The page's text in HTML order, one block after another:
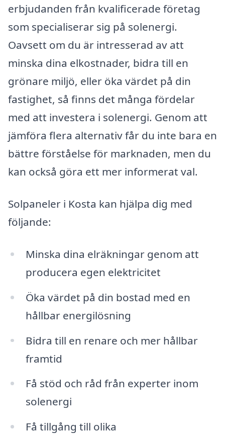
erbjudanden från kvalificerade företag
som specialiserar sig på solenergi.
Oavsett om du är intresserad av att
minska dina elkostnader, bidra till en
grönare miljö, eller öka värdet på din
fastighet, så finns det många fördelar
med att investera i solenergi. Genom att
jämföra flera alternativ får du inte bara en
bättre förståelse för marknaden, men du
kan också göra ett mer informerat val.
Solpaneler i Kosta kan hjälpa dig med
följande:
Minska dina elräkningar genom att
producera egen elektricitet
Öka värdet på din bostad med en
hållbar energilösning
Bidra till en renare och mer hållbar
framtid
Få stöd och råd från experter inom
solenergi
Få tillgång till olika